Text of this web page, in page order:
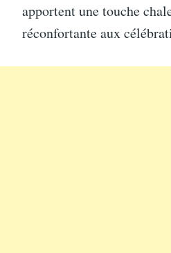
apportent une touche
réconfortante aux